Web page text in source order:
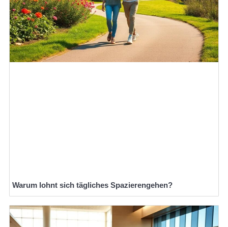
Warum lohnt sich tägliches Spazierengehen?